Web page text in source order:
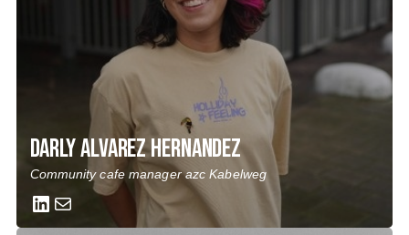
Darly Alvarez Hernandez
Community cafe manager azc Kabelweg
LinkedIn Mail